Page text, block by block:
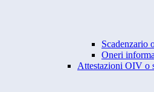
Scadenzario
Oneri
Attestazioni OIV o